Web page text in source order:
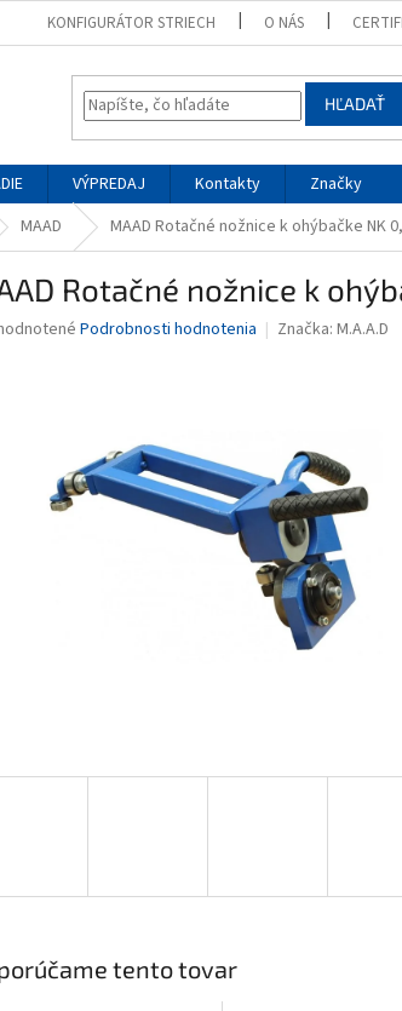
KONFIGURÁTOR STRIECH O NÁS
HĽADAŤ
VÝPREDAJ Kontakty
Značky
MAAD MAAD Rotačné nožnice k ohýbačke NK
Rotačné nožnice k
Podrobnosti hodnotenia Značka: M.A.A.D
tento tovar